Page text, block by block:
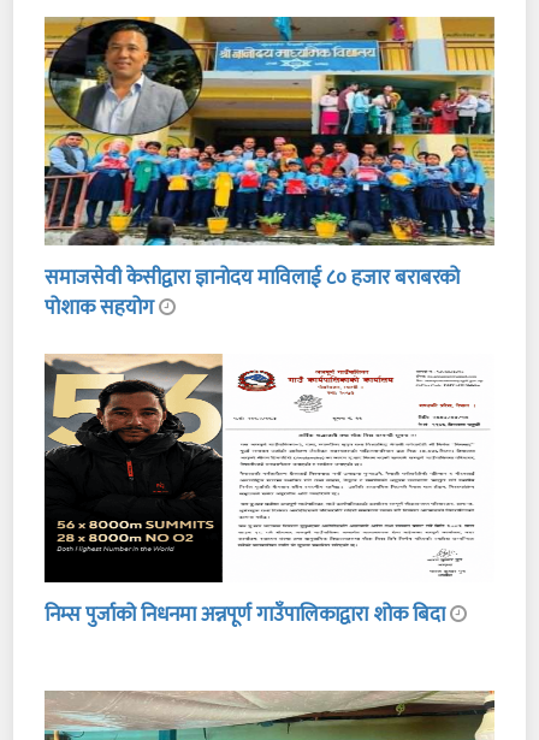
समाजसेवी केसीद्वारा ज्ञानोदय माविलाई ८० हजार बराबरको
पोशाक सहयोग
निम्स पुर्जाको निधनमा अन्नपूर्ण गाउँपालिकाद्वारा शोक बिदा